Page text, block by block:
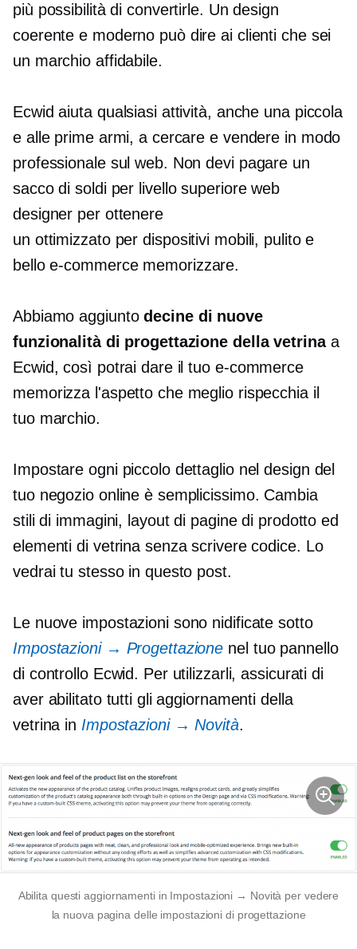
più possibilità di convertirle. Un design
coerente e moderno può dire ai clienti che sei
un marchio affidabile.
Ecwid aiuta qualsiasi attività, anche una piccola
e alle prime armi, a cercare e vendere in modo
professionale sul web. Non devi pagare un
sacco di soldi per livello superioreweb
designer per ottenere
un ottimizzato per dispositivi mobili, pulito e
belloe-commercememorizzare.
Abbiamo aggiuntodecine di nuove
funzionalità di progettazione della vetrinaa
Ecwid, così potrai dare il tuo e-commerce
memorizza l'aspetto che meglio rispecchia il
tuo marchio.
Impostare ogni piccolo dettaglio nel design del
tuo negozio online è semplicissimo. Cambia
stili di immagini, layout di pagine di prodotto ed
elementi di vetrina senza scrivere codice. Lo
vedrai tu stesso in questo post.
Le nuove impostazioni sono nidificate sotto
Impostazioni → Progettazione nel tuo pannello
di controllo Ecwid. Per utilizzarli, assicurati di
aver abilitato tutti gli aggiornamenti della
vetrina in Impostazioni → Novità.
Abilita questi aggiornamenti in Impostazioni → Novità per vedere
la nuova pagina delle impostazioni di progettazione